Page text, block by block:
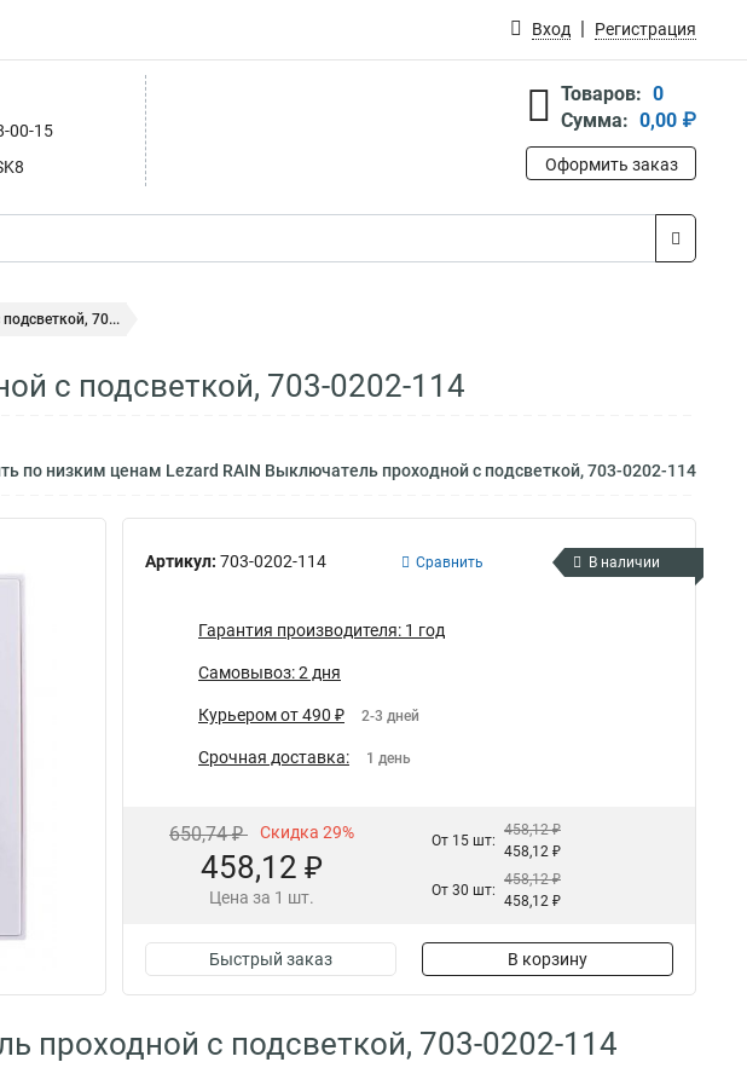
Вход Регистрация
00-15
Товаров: 0
Сумма: 0,00 ₽
Оформить заказ
70...
с подсветкой, 703-0202-114
по низким ценам Lezard RAIN Выключатель проходной с подсветкой, 703-0202-114
Артикул: 703-0202-114 Сравнить В наличии
Гарантия производителя: 1 год
Самовывоз: 2 дня
Курьером от 490 ₽ 2-3 дней
Срочная доставка: 1 день
650,74 ₽ Скидка 29%
458,12 ₽
Цена за 1 шт.
От 15 шт:
458,12 ₽
458,12 ₽
От 30 шт:
458,12 ₽
458,12 ₽
Быстрый заказ В корзину
проходной с подсветкой, 703-0202-114